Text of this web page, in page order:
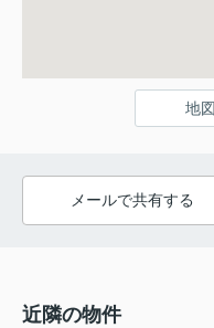
地
メールで共有する
近隣の物件